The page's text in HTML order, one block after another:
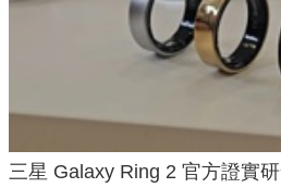
三星 Galaxy Ring 2 官方證實